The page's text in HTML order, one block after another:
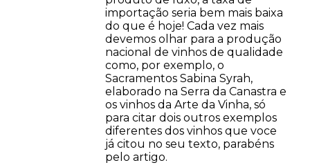
importação seria bem mais baixa
do que é hoje! Cada vez mais
devemos olhar para a produção
nacional de vinhos de qualidade
como, por exemplo, o
Sacramentos Sabina Syrah,
elaborado na Serra da Canastra e
os vinhos da Arte da Vinha, só
para citar dois outros exemplos
diferentes dos vinhos que voce
já citou no seu texto, parabéns
pelo artigo.